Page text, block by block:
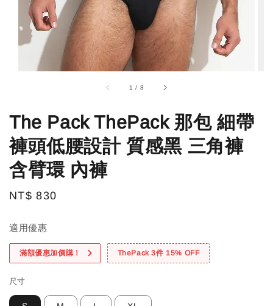
1 / 8
The Pack ThePack 那包 細帶
褲頭低腰設計 質感黑 三角褲
含臂環 內褲
Regular
NT$ 830
適用優惠
滿額優惠加價購！ ThePack 3件 15% OFF
尺寸